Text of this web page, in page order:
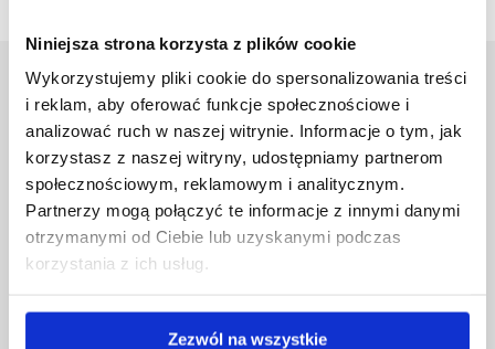
Niniejsza strona korzysta z plików cookie
Wykorzystujemy pliki cookie do spersonalizowania treści
i reklam, aby oferować funkcje społecznościowe i
analizować ruch w naszej witrynie. Informacje o tym, jak
korzystasz z naszej witryny, udostępniamy partnerom
społecznościowym, reklamowym i analitycznym.
Partnerzy mogą połączyć te informacje z innymi danymi
otrzymanymi od Ciebie lub uzyskanymi podczas
korzystania z ich usług.
Zezwól na wszystkie
Uniwersytet Rzeszowski
Al. Tadeusza Rejtana 16C
35-959 Rzeszów
Pomiń
nawigację
przejdź
treści
Polityka prywatności
Mapa serwisu
Biblioteka
Wydawnictwo
Studia podyplomowe